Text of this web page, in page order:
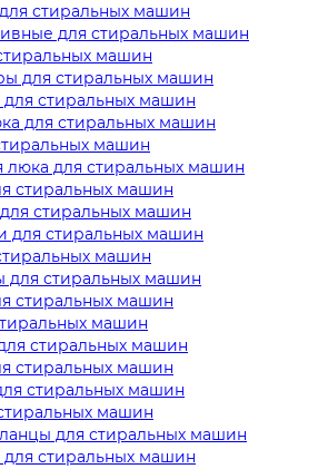
стиральных машин
для стиральных машин
машин
для стиральных машин
стиральных машин
для стиральных машин
машин
для стиральных машин
стиральных машин
стиральных машин
для стиральных машин
машин
для стиральных машин
стиральных машин
машин
стиральных машин
стиральных машин
стиральных машин
машин
для стиральных машин
для стиральных машин